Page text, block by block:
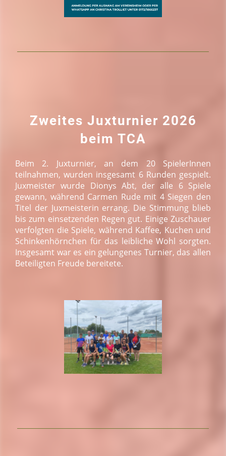
Zweites Juxturnier 2026
beim TCA
Beim 2. Juxturnier, an dem 20 SpielerInnen
teilnahmen, wurden insgesamt 6 Runden gespielt.
Juxmeister wurde Dionys Abt, der alle 6 Spiele
gewann, während Carmen Rude mit 4 Siegen den
Titel der Juxmeisterin errang. Die Stimmung blieb
bis zum einsetzenden Regen gut. Einige Zuschauer
verfolgten die Spiele, während Kaffee, Kuchen und
Schinkenhörnchen für das leibliche Wohl sorgten.
Insgesamt war es ein gelungenes Turnier, das allen
Beteiligten Freude bereitete.